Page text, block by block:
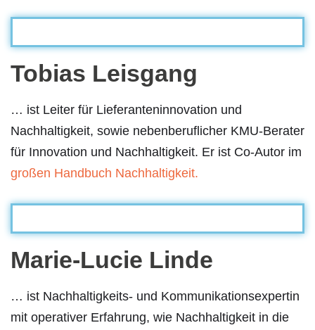
Tobias Leisgang
… ist Leiter für Lieferanteninnovation und
Nachhaltigkeit, sowie nebenberuflicher KMU-Berater
für Innovation und Nachhaltigkeit. Er ist Co-Autor im
großen Handbuch Nachhaltigkeit.
Marie-Lucie Linde
… ist Nachhaltigkeits- und Kommunikationsexpertin
mit operativer Erfahrung, wie Nachhaltigkeit in die